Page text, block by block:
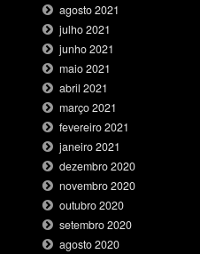
agosto 2021
julho 2021
junho 2021
maio 2021
abril 2021
março 2021
fevereiro 2021
janeiro 2021
dezembro 2020
novembro 2020
outubro 2020
setembro 2020
agosto 2020